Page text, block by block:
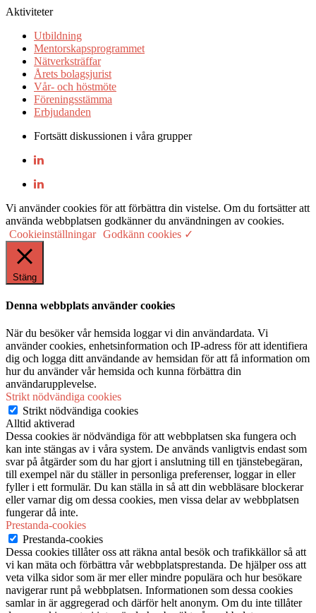
Aktiviteter
Utbildning
Mentorskapsprogrammet
Nätverksträffar
Årets bolagsjurist
Vår- och höstmöte
Föreningsstämma
Erbjudanden
Fortsätt diskussionen i våra grupper
Vi använder cookies för att förbättra din vistelse. Om du fortsätter att
använda webbplatsen godkänner du användningen av cookies.
Cookieinställningar Godkänn cookies ✓
Stäng
Denna webbplats använder cookies
När du besöker vår hemsida loggar vi din användardata. Vi
använder cookies, enhetsinformation och IP-adress för att identifiera
dig och logga ditt användande av hemsidan för att få information om
hur du använder vår hemsida och kunna förbättra din
användarupplevelse.
Strikt nödvändiga cookies
Strikt nödvändiga cookies
Alltid aktiverad
Dessa cookies är nödvändiga för att webbplatsen ska fungera och
kan inte stängas av i våra system. De används vanligtvis endast som
svar på åtgärder som du har gjort i anslutning till en tjänstebegäran,
till exempel när du ställer in personliga preferenser, loggar in eller
fyller i ett formulär. Du kan ställa in så att din webbläsare blockerar
eller varnar dig om dessa cookies, men vissa delar av webbplatsen
fungerar då inte.
Prestanda-cookies
Prestanda-cookies
Dessa cookies tillåter oss att räkna antal besök och trafikkällor så att
vi kan mäta och förbättra vår webbplatsprestanda. De hjälper oss att
veta vilka sidor som är mer eller mindre populära och hur besökare
navigerar runt på webbplatsen. Informationen som dessa cookies
samlar in är aggregerad och därför helt anonym. Om du inte tillåter